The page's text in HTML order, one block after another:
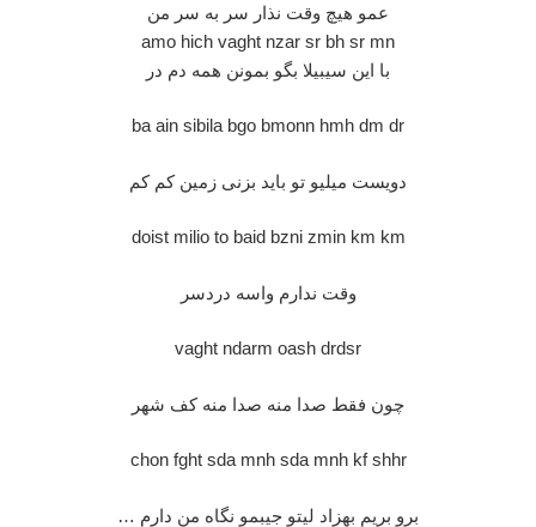
عمو هیچ وقت نذار سر به سر من
amo hich vaght nzar sr bh sr mn
با این سیبیلا بگو بمونن همه دم در
ba ain sibila bgo bmonn hmh dm dr
دویست میلیو تو باید بزنی زمین کم کم
doist milio to baid bzni zmin km km
وقت ندارم واسه دردسر
vaght ndarm oash drdsr
چون فقط صدا منه صدا منه کف شهر
chon fght sda mnh sda mnh kf shhr
برو بریم بهزاد لیتو جیبمو نگاه من دارم …